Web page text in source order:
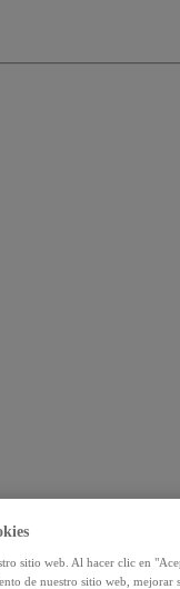
sitio web. Al hacer clic en
de nuestro sitio web,